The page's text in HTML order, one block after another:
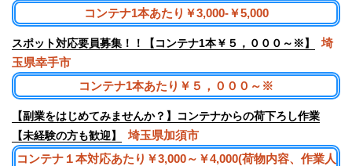
コンテナ1本あたり￥3,000-￥5,000
スポット対応要員募集！！【コンテナ1本￥５，０００～※】
埼
玉県幸手市
コンテナ1本あたり￥５，０００～※
【副業をはじめてみませんか？】コンテナからの荷下ろし作業
【未経験の方も歓迎】
埼玉県加須市
コンテナ１本対応あたり￥3,000～￥4,000(荷物内容、作業人